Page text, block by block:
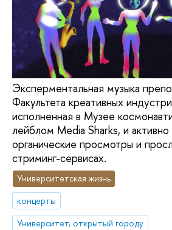
Эксперментальная музыка
Факультета креативных
исполненная в Музее
лейблом Media Sharks, и активно
органические просмотры и
стриминг-сервисах.
Университетская жизнь
концерты
Университет, открытый городу